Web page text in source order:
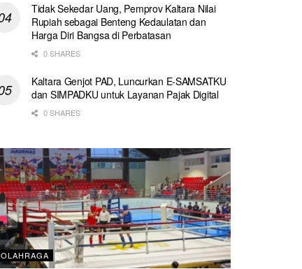
Tidak Sekedar Uang, Pemprov Kaltara Nilai
Rupiah sebagai Benteng Kedaulatan dan
Harga Diri Bangsa di Perbatasan
0 SHARES
Kaltara Genjot PAD, Luncurkan E-SAMSATKU
dan SIMPADKU untuk Layanan Pajak Digital
0 SHARES
OLAHRAGA